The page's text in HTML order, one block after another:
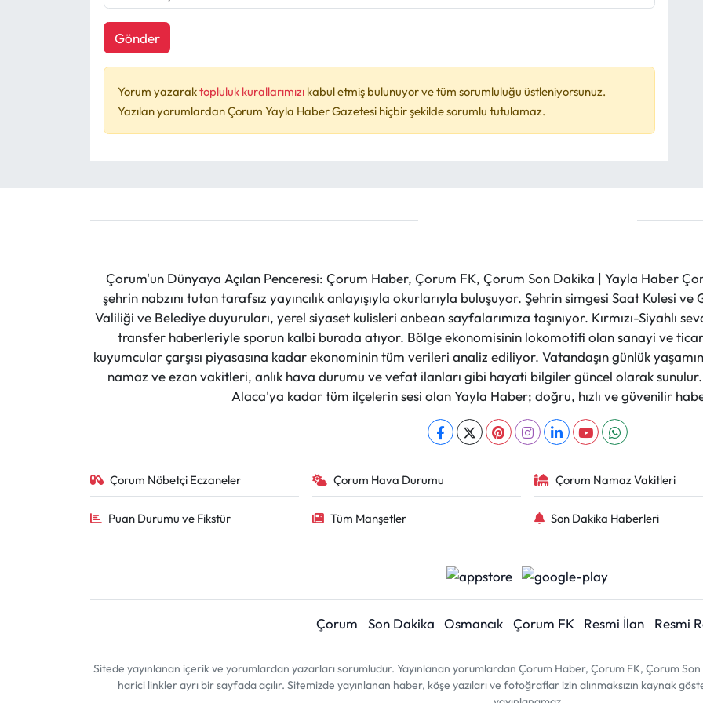
Gönder
Yorum yazaraktopluluk kurallarımızı kabul etmiş bulunuyor ve tüm sorumluluğu üstleniyorsunuz.
Yazılan yorumlardan Çorum Yayla Haber Gazetesi hiçbir şekilde sorumlu tutulamaz.
Çorum'un Dünyaya Açılan Penceresi: Çorum Haber, Çorum FK, Çorum Son Dakika | Yayla Haber
şehrin nabzını tutan tarafsız yayıncılık anlayışıyla okurlarıyla buluşuyor. Şehrin simgesi Saat Kulesi
Valiliği ve Belediye duyuruları, yerel siyaset kulisleri anbean sayfalarımıza taşınıyor. Kırmızı-Siyahlı
transfer haberleriyle sporun kalbi burada atıyor. Bölge ekonomisinin lokomotifi olan sanayi ve
kuyumcular çarşısı piyasasına kadar ekonominin tüm verileri analiz ediliyor. Vatandaşın günlük
namaz ve ezan vakitleri, anlık hava durumu ve vefat ilanları gibi hayati bilgiler güncel olarak
Alaca'ya kadar tüm ilçelerin sesi olan Yayla Haber; doğru, hızlı ve güvenilir
Çorum Nöbetçi Eczaneler Çorum Hava Durumu Çorum Namaz Vakitleri
Puan Durumu ve Fikstür Tüm Manşetler Son Dakika Haberleri
Çorum Son Dakika Osmancık Çorum FK Resmi İlan Resmi
Sitede yayınlanan içerik ve yorumlardan yazarları sorumludur. Yayınlanan yorumlardan Çorum Haber, Çorum FK, Çorum
harici linkler ayrı bir sayfada açılır. Sitemizde yayınlanan haber, köşe yazıları ve fotoğraflar izin alınmaksızın kaynak